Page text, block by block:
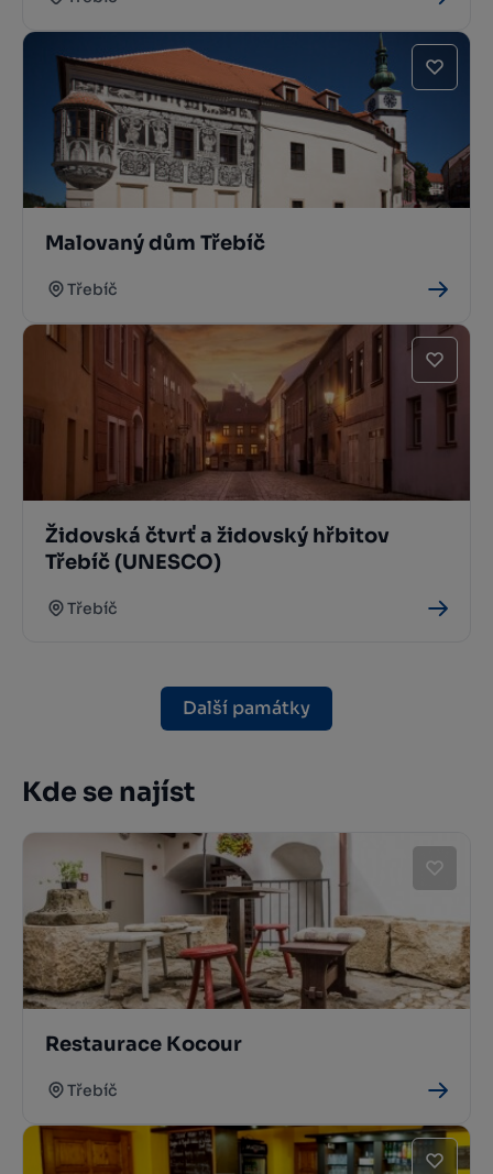
Malovaný dům Třebíč
Třebíč
Židovská čtvrť a židovský hřbitov
Třebíč (UNESCO)
Třebíč
Další památky
Kde se najíst
Restaurace Kocour
Třebíč